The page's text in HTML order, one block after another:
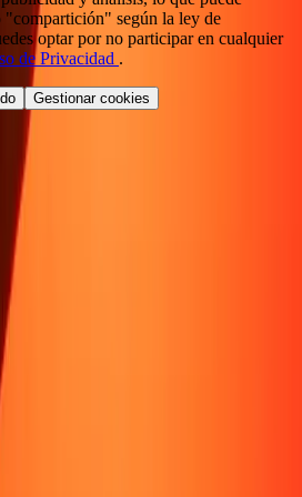
"compartición" según la ley de
optar por no participar en cualquier
de Privacidad .
Gestionar cookies